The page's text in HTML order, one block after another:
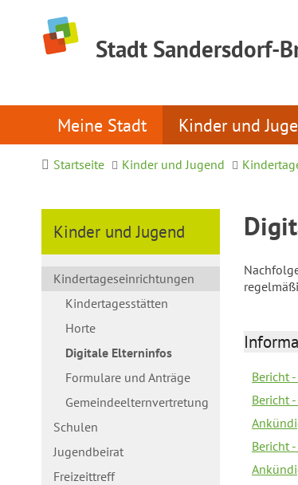
Stadt Sandersdorf-
Meine Stadt Kinder und
Startseite Kinder und Jugend
Kinder und Jugend
Kindertageseinrichtungen
Kindertagesstätten
Horte
Digitale Elterninfos
Formulare und Anträge
Gemeindeelternvertretung
Schulen
Jugendbeirat
Freizeittreff
Bericht
Bericht
Bericht